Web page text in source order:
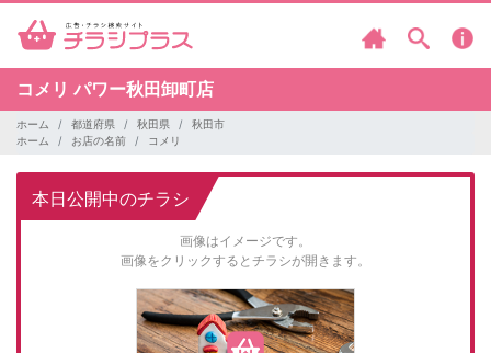
コメリ パワー秋田卸町店
ホーム 都道府県 秋田県
秋田市
ホーム
お店の名前 コメリ
本日公開中のチラシ
画像はイメージです。
画像をクリックするとチラシが開きます。